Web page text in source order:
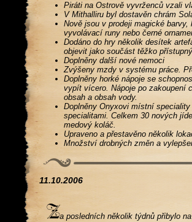
Piráti na Ostrově vyvrženců vzali
V Mithalliru byl dostavěn chrám
Nově jsou v prodeji magické
vyvolávací runy nebo černé
Dodáno do hry několik desítek
objevit jako součást těžko
Doplněny další nové nemoci
Zvýšeny mzdy v systému práce.
Doplněny horké nápoje se
vypít vícero. Nápoje po zakoupení
obsah a obsah vody.
Doplněny Onyxovi místní
specialitami. Celkem 30 nových
medový koláč.
Upraveno a přestavěno několik
Množství drobných změn a
11.10.2006
a posledních několik týdnů přibylo